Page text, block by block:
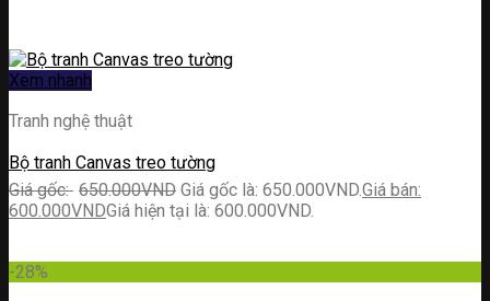
Xem nhanh
Tranh nghệ thuật
Bộ tranh Canvas treo tường
650.000VND Giá gốc là: 650.000VND.
600.000VNDGiá hiện tại là: 600.000VND.
-28%